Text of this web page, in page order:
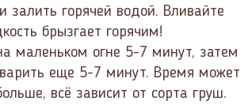
залить горячей водой. Вливайте
брызгает горячим!
маленьком огне 5-7 минут, затем
еще 5-7 минут. Время может
всё зависит от сорта груш.